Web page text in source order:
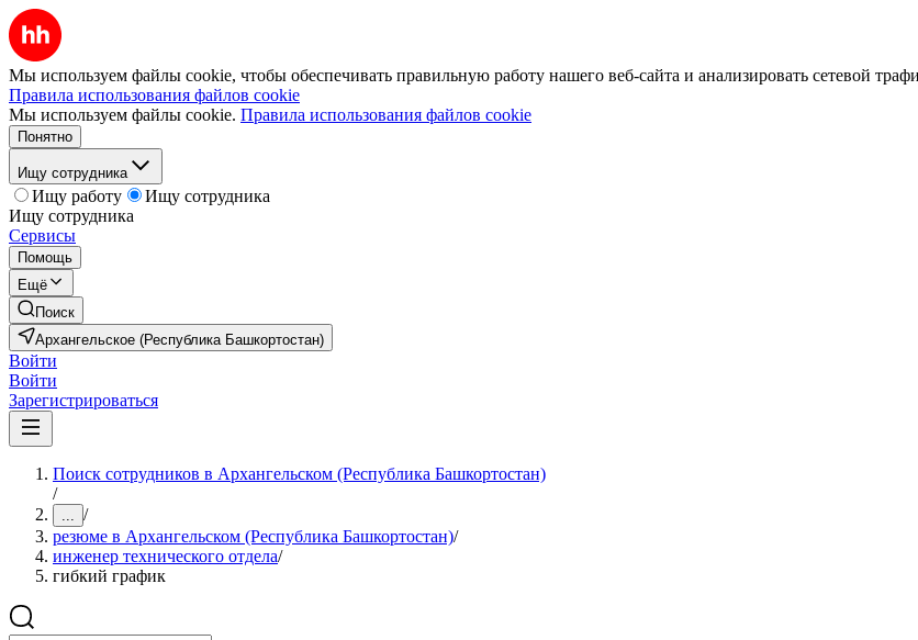
Мы используем файлы cookie, чтобы обеспечивать правильную работу нашего веб-сайта и анализировать сетевой
Правила использования файлов cookie
Мы используем файлы cookie. Правила использования файлов cookie
Понятно
Ищу сотрудника
Ищу работу
Ищу сотрудника
Ищу сотрудника
Сервисы
Помощь
Ещё
Поиск
Архангельское (Республика Башкортостан)
Войти
Войти
Зарегистрироваться
Поиск сотрудников в Архангельском (Республика Башкортостан)
/
... /
резюме в Архангельском (Республика Башкортостан)/
инженер технического отдела/
гибкий график